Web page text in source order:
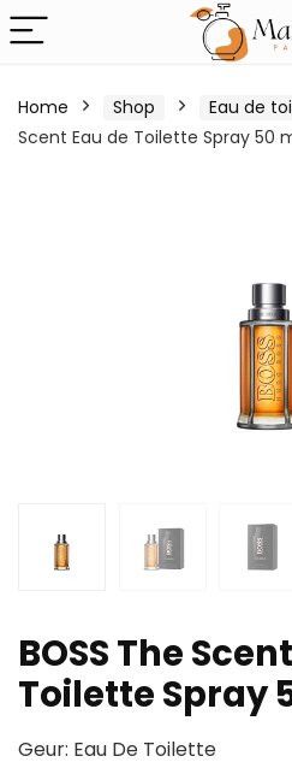
Home Shop Eau de
Scent Eau de Toilette Spray 50
BOSS The
Toilette Spray
Geur: Eau De Toilette